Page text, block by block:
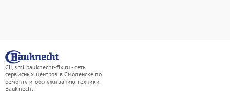
СЦ sml.bauknecht-fix.ru - сеть
сервисных центров в Смоленске по
ремонту и обслуживанию техники
Bauknecht